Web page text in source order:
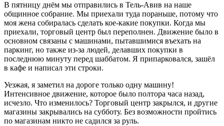
В пятницу днём мы отправились в Тель-Авив на наше
общинное собрание. Мы приехали туда пораньше, потому что
моя жена собиралась сделать кое-какие покупки. Когда мы
приехали, торговый центр был переполнен. Движение было в
основном связаны с машинами, пытавшимися въехать на
паркинг, но также из-за людей, делавших покупки в
последнюю минуту перед шаббатом. Я припарковался, зашёл
в кафе и написал эти строки.
Уезжая, я заметил на дороге только одну машину!
Интенсивное движение, которое было полтора часа назад,
исчезло. Что изменилось? Торговый центр закрылся, и другие
магазины закрывались на субботу. Без возможности пройтись
по магазинам никто не садился за руль.